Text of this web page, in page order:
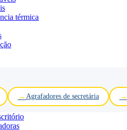
térmica
Agrafadores de secretária